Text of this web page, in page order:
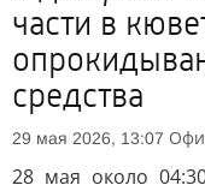
части в
средства
29 мая 2026, 13:07
28 мая около